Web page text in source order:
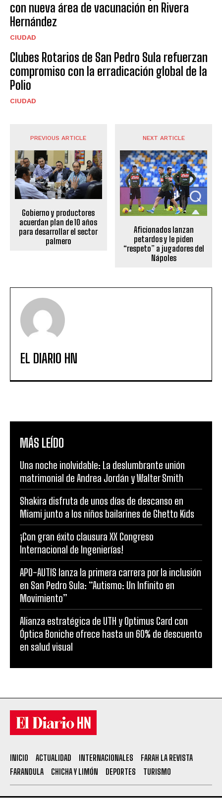
con nueva área de vacunación en Rivera
Hernández
CIUDAD
Clubes Rotarios de San Pedro Sula refuerzan
compromiso con la erradicación global de la
Polio
CIUDAD
PREVIOUS ARTICLE
Gobierno y productores
acuerdan plan de 10 años
para desarrollar el sector
palmero
NEXT ARTICLE
Aficionados lanzan
petardos y le piden
“respeto” a jugadores del
Nápoles
EL DIARIO HN
MÁS LEÍDO
Una noche inolvidable: La deslumbrante unión
matrimonial de Andrea Jordán y Walter Smith
Shakira disfruta de unos días de descanso en
Miami junto a los niños bailarines de Ghetto Kids
¡Con gran éxito clausura XX Congreso
Internacional de Ingenierías!
APO-AUTIS lanza la primera carrera por la inclusión
en San Pedro Sula: “Autismo: Un Infinito en
Movimiento”
Alianza estratégica de UTH y Optimus Card con
Óptica Boniche ofrece hasta un 60% de descuento
en salud visual
INICIO ACTUALIDAD INTERNACIONALES
FARAH LA REVISTA
FARANDULA
CHICHA Y LIMÓN DEPORTES TURISMO